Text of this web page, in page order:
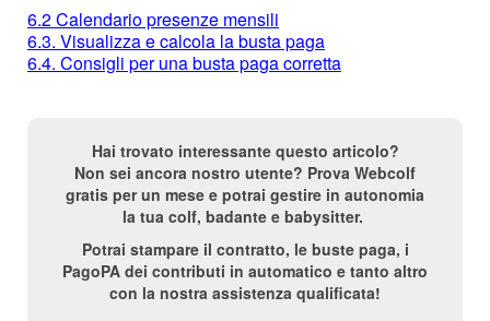
6.2 Calendario presenze mensili
6.3. Visualizza e calcola la busta paga
6.4. Consigli per una busta paga corretta
Hai trovato interessante questo articolo?
Non sei ancora nostro utente? Prova Webcolf
gratis per un mese e potrai gestire in autonomia
la tua colf, badante e babysitter.
Potrai stampare il contratto, le buste paga, i
PagoPA dei contributi in automatico e tanto altro
con la nostra assistenza qualificata!